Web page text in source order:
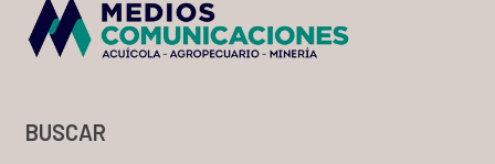
BUSCAR